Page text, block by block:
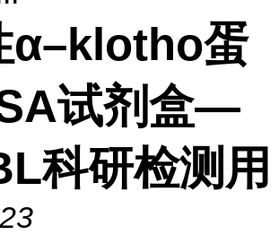
α–klotho蛋
试剂盒—
科研检测用